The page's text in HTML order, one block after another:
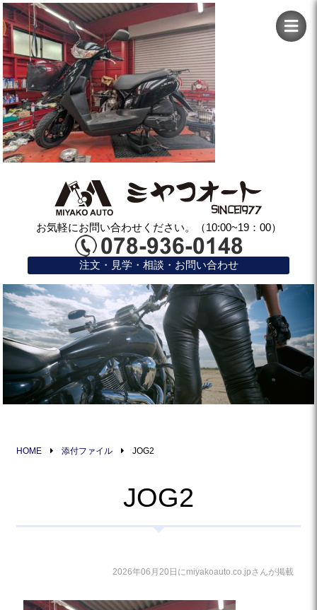
お気軽にお問い合わせください。（10:00~19：00）
注文・見学・相談・お問い合わせ
HOME 添付ファイル JOG2
JOG2
2026年06月20日にmiyakoauto.co.jpさんが掲載